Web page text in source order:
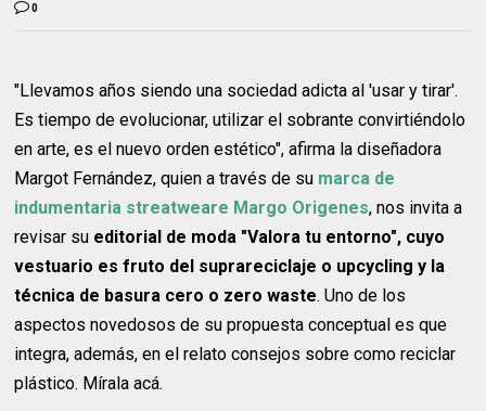
0
"Llevamos años siendo una sociedad adicta al 'usar y tirar'.
Es tiempo de evolucionar, utilizar el sobrante convirtiéndolo
en arte, es el nuevo orden estético", afirma la diseñadora
Margot Fernández, quien a través de su marca de
indumentaria streatweare Margo Origenes, nos invita a
revisar su editorial de moda "Valora tu entorno", cuyo
vestuario es fruto del suprareciclaje o upcycling y la
técnica de basura cero o zero waste. Uno de los
aspectos novedosos de su propuesta conceptual es que
integra, además, en el relato consejos sobre como reciclar
plástico. Mírala acá.